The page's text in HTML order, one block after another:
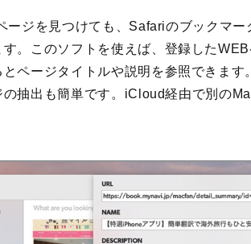
ージを見つけても、Safariのブックマ
す。このソフトを使えば、登録した
とページタイトルや説明を参照できます
の抽出も簡単です。iCloud経由で別の